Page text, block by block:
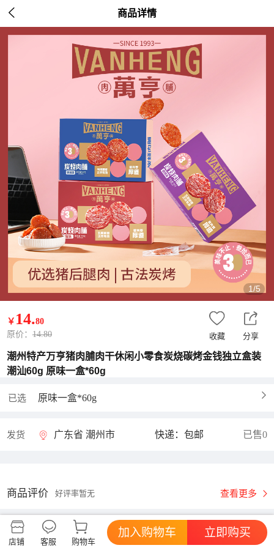
 商品详情
1/5
￥ 14.80
原价： 14.80 收藏 分享
潮州特产万亨猪肉脯肉干休闲小零食炭烧碳烤金钱独立盒装
潮汕60g 原味一盒*60g
已选 原味一盒*60g
发货 广东省 潮州市 快递：包邮 已售0
商品评价 好评率暂无 查看更多
万亨食品旗舰店 进店逛逛
店铺 客服 购物车
加入购物车 立即购买